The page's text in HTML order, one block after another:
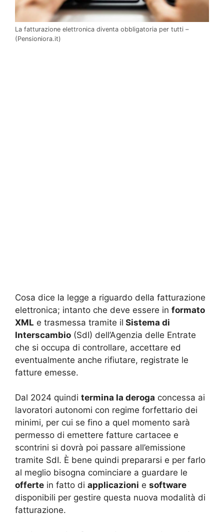
La fatturazione elettronica diventa obbligatoria per tutti –
(Pensioniora.it)
Cosa dice la legge a riguardo della fatturazione
elettronica; intanto che deve essere in formato
XML e trasmessa tramite il Sistema di
Interscambio (SdI) dell’Agenzia delle Entrate
che si occupa di controllare, accettare ed
eventualmente anche rifiutare, registrate le
fatture emesse.
Dal 2024 quindi termina la deroga concessa ai
lavoratori autonomi con regime forfettario dei
minimi, per cui se fino a quel momento sarà
permesso di emettere fatture cartacee e
scontrini si dovrà poi passare all’emissione
tramite SdI. È bene quindi prepararsi e per farlo
al meglio bisogna cominciare a guardare le
offerte in fatto di applicazioni e software
disponibili per gestire questa nuova modalità di
fatturazione.